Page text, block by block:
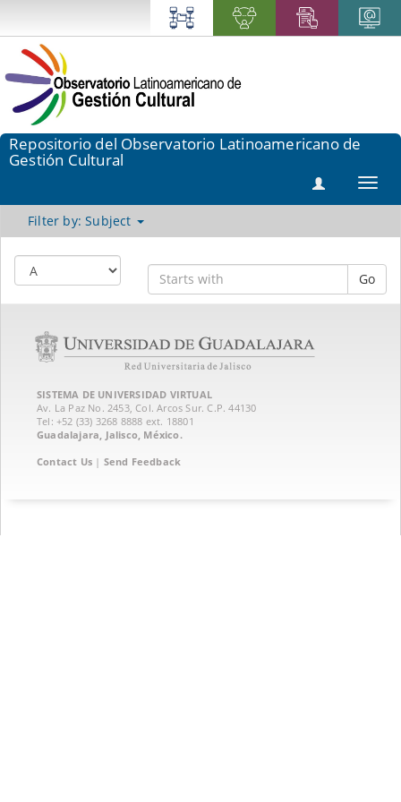
Repositorio del Observatorio Latinoamericano de
Gestión Cultural
Filter by: Subject
Go
SISTEMA DE UNIVERSIDAD VIRTUAL
Av. La Paz No. 2453, Col. Arcos Sur. C.P. 44130
Tel: +52 (33) 3268 8888‏ ext. 18801
Guadalajara, Jalisco, México.
Contact Us | Send Feedback